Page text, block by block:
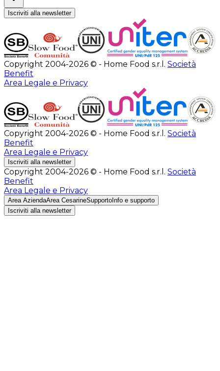
Iscriviti alla newsletter
Copyright 2004-2026 © - Home Food s.r.l. Società
Benefit
Area Legale e Privacy
Copyright 2004-2026 © - Home Food s.r.l. Società
Benefit
Area Legale e Privacy
Iscriviti alla newsletter
Copyright 2004-2026 © - Home Food s.r.l. Società
Benefit
Area Legale e Privacy
Area AziendaArea CesarineSupporto Info e supporto
Iscriviti alla newsletter